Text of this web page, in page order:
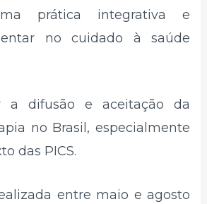
prática integrativa e
no cuidado à saúde
a difusão e aceitação da
no Brasil, especialmente
das PICS.
entre maio e agosto